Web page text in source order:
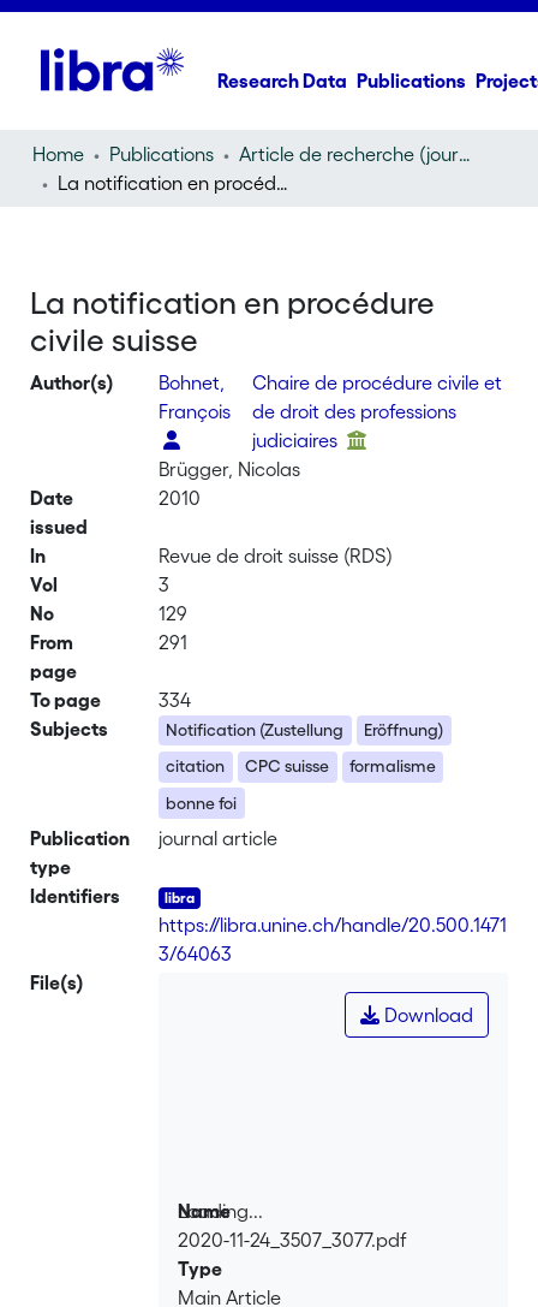
Research Data Publications
Home Publications
Article de recherche (journal article)
La notification en procédure civile suisse
La notification en procédure
civile suisse
Author(s)
Bohnet,
François
Chaire de procédure civile et
de droit des professions
judiciaires
Brügger, Nicolas
Date
issued
2010
In
Revue de droit suisse (RDS)
Vol
3
No
129
From
page
291
To page
334
Subjects
Notification (Zustellung
Eröffnung)
citation
CPC suisse
formalisme
bonne foi
Publication
type
journal article
Identifiers
https://libra.unine.ch/handle/20.500.1471
3/64063
File(s)
Loading...
Loading...
Download
Name
2020-11-24_3507_3077.pdf
Type
Main Article